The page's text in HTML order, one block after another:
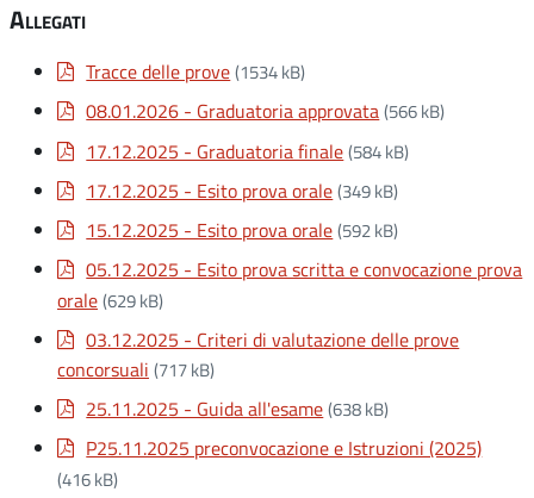
Allegati
Tracce delle prove (1534 kB)
08.01.2026 - Graduatoria approvata (566 kB)
17.12.2025 - Graduatoria finale (584 kB)
17.12.2025 - Esito prova orale (349 kB)
15.12.2025 - Esito prova orale (592 kB)
05.12.2025 - Esito prova scritta e convocazione prova
orale(629 kB)
03.12.2025 - Criteri di valutazione delle prove
concorsuali (717 kB)
25.11.2025 - Guida all'esame (638 kB)
P25.11.2025 preconvocazione e Istruzioni (2025)
(416 kB)